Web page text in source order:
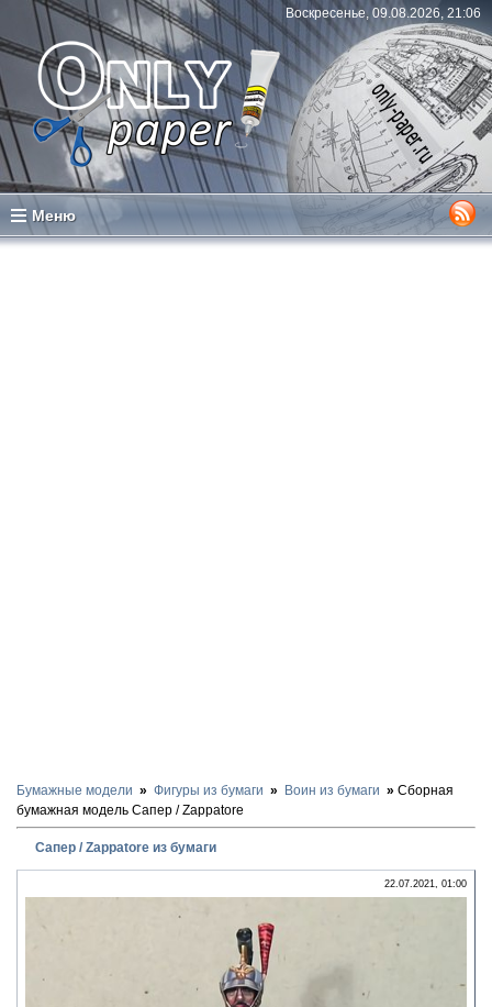
Воскресенье, 09.08.2026, 21:06
Меню
Бумажные модели Фигуры из бумаги Воин из бумаги
Сборная
бумажная модель Сапер / Zappatore
Сапер / Zappatore из бумаги
22.07.2021, 01:00